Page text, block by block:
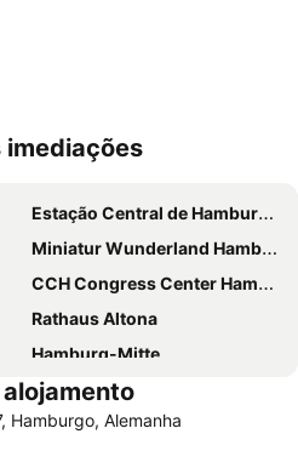
imediações
Estação Central de Hamburgo
Miniatur Wunderland Hamburg
CCH Congress Center Hamburg
Rathaus Altona
Hamburg-Mitte
Igreja de São Miguel
Altona
Hamburgo, Alemanha